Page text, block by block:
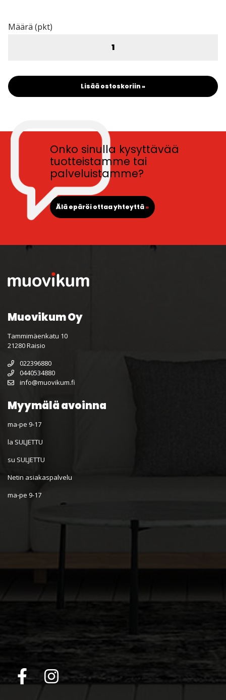
Määrä (pkt)
Lisää ostoskoriin »
Onko sinulla kysyttävää
tuotteistamme tai
palveluistamme?
Älä epäröi ottaa yhteyttä»
Muovikum Oy
Tammimäenkatu 10
21280 Raisio
022396880
0440534880
info@muovikum.fi
Myymälä avoinna
ma-pe 9-17
la SULJETTU
su SULJETTU
Netin asiakaspalvelu
ma-pe 9-17